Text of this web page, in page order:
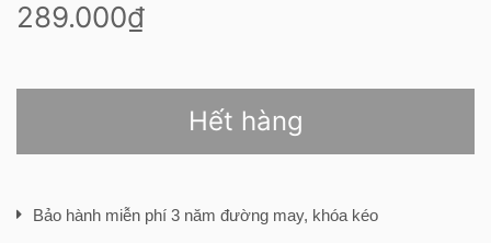
289.000₫
Hết hàng
Bảo hành miễn phí 3 năm đường may, khóa kéo